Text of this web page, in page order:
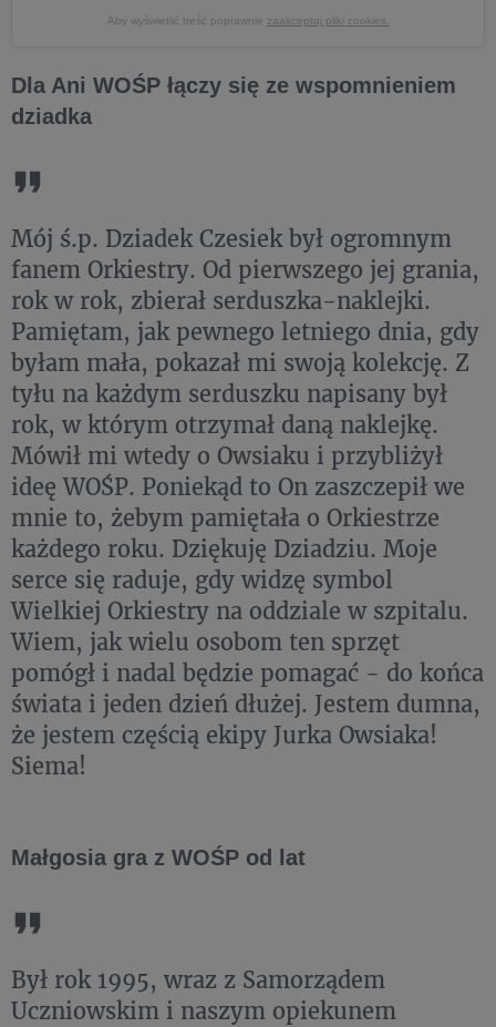
Aby wyświetlić treść poprawnie zaakceptuj pliki cookies.
Dla Ani WOŚP łączy się ze wspomnieniem
dziadka
Mój ś.p. Dziadek Czesiek był ogromnym
fanem Orkiestry. Od pierwszego jej grania,
rok w rok, zbierał serduszka-naklejki.
Pamiętam, jak pewnego letniego dnia, gdy
byłam mała, pokazał mi swoją kolekcję. Z
tyłu na każdym serduszku napisany był
rok, w którym otrzymał daną naklejkę.
Mówił mi wtedy o Owsiaku i przybliżył
ideę WOŚP. Poniekąd to On zaszczepił we
mnie to, żebym pamiętała o Orkiestrze
każdego roku. Dziękuję Dziadziu. Moje
serce się raduje, gdy widzę symbol
Wielkiej Orkiestry na oddziale w szpitalu.
Wiem, jak wielu osobom ten sprzęt
pomógł i nadal będzie pomagać - do końca
świata i jeden dzień dłużej. Jestem dumna,
że jestem częścią ekipy Jurka Owsiaka!
Siema!
Małgosia gra z WOŚP od lat
Był rok 1995, wraz z Samorządem
Uczniowskim i naszym opiekunem